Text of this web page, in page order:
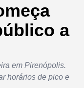
a
em Pirenópolis.
horários de pico e